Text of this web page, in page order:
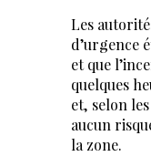
Les
d’urgence
et que
quelques
et, selon
aucun
la zone.